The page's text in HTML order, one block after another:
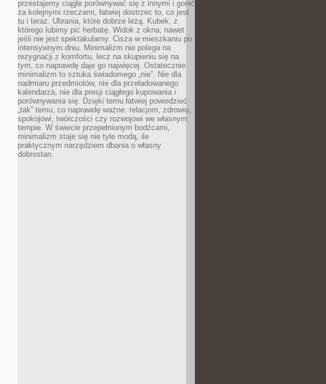
przestajemy ciągle porównywać się z innymi i gonić
za kolejnymi rzeczami, łatwiej dostrzec to, co jest
tu i teraz. Ubrania, które dobrze leżą. Kubek, z
którego lubimy pić herbatę. Widok z okna, nawet
jeśli nie jest spektakularny. Cisza w mieszkaniu po
intensywnym dniu. Minimalizm nie polega na
rezygnacji z komfortu, lecz na skupieniu się na
tym, co naprawdę daje go najwięcej. Ostatecznie
minimalizm to sztuka świadomego „nie”. Nie dla
nadmiaru przedmiotów, nie dla przeładowanego
kalendarza, nie dla presji ciągłego kupowania i
porównywania się. Dzięki temu łatwiej powiedzieć
„tak” temu, co naprawdę ważne: relacjom, zdrowiu,
spokojowi, twórczości czy rozwojowi we własnym
tempie. W świecie przepełnionym bodźcami,
minimalizm staje się nie tyle modą, ile
praktycznym narzędziem dbania o własny
dobrostan.